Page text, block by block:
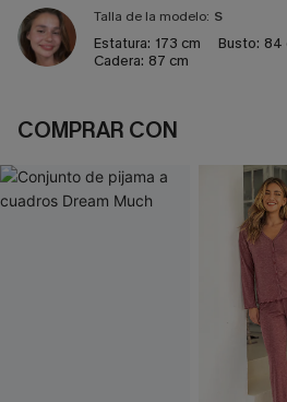
Talla de la modelo: S
Estatura: 173 cm Busto: 84
Cadera: 87 cm
COMPRAR CON